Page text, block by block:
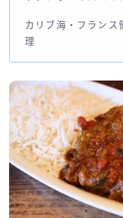
カリブ海・フランス
理